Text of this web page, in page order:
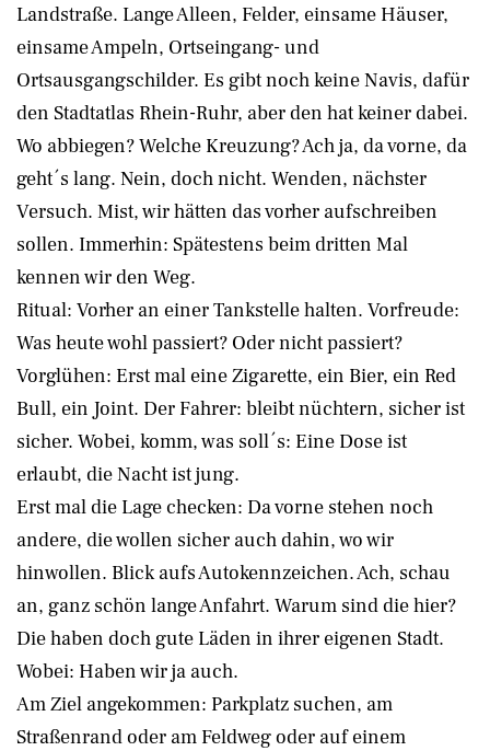
Landstraße. Lange Alleen, Felder, einsame Häuser,
einsame Ampeln, Ortseingang- und
Ortsausgangschilder. Es gibt noch keine Navis, dafür
den Stadtatlas Rhein-Ruhr, aber den hat keiner dabei.
Wo abbiegen? Welche Kreuzung? Ach ja, da vorne, da
geht´s lang. Nein, doch nicht. Wenden, nächster
Versuch. Mist, wir hätten das vorher aufschreiben
sollen. Immerhin: Spätestens beim dritten Mal
kennen wir den Weg.
Ritual: Vorher an einer Tankstelle halten. Vorfreude:
Was heute wohl passiert? Oder nicht passiert?
Vorglühen: Erst mal eine Zigarette, ein Bier, ein Red
Bull, ein Joint. Der Fahrer: bleibt nüchtern, sicher ist
sicher. Wobei, komm, was soll´s: Eine Dose ist
erlaubt, die Nacht ist jung.
Erst mal die Lage checken: Da vorne stehen noch
andere, die wollen sicher auch dahin, wo wir
hinwollen. Blick aufs Autokennzeichen. Ach, schau
an, ganz schön lange Anfahrt. Warum sind die hier?
Die haben doch gute Läden in ihrer eigenen Stadt.
Wobei: Haben wir ja auch.
Am Ziel angekommen: Parkplatz suchen, am
Straßenrand oder am Feldweg oder auf einem